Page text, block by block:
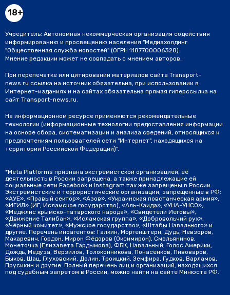
18+
Учредитель: Автономная некоммерческая организация содействия
информированию и просвещению населения "Медиахолдинг
"Общественная служба новостей" (ОГРН 1187700006328).
Мнение редакции может не совпадать с мнением авторов.
При перепечатке или цитировании материалов сайта Transport-
news.ru ссылка на источник обязательна, при использовании в
Интернет-изданиях и на сайтах обязательна прямая гиперссылка на
сайт Transport-news.ru.
На информационном ресурсе применяются рекомендательные
технологии (информационные технологии предоставления информации
на основе сбора, систематизации и анализа сведений, относящихся к
предпочтениям пользователей сети "Интернет", находящихся на
территории Российской Федерации)".
*Meta Platforms признана экстремистской организацией, её
деятельность в России запрещена, а также принадлежащие ей
социальные сети Facebook и Instagram так же запрещены в России.
Экстремистские и террористические организации, запрещенные в РФ:
«АУЕ», «Правый сектор», «Азов», «Украинская повстанческая армия»,
«ИГИЛ» (ИГ, Исламское государство), «Аль-Каида», «УНА-УНСО»,
«Меджлис крымско-татарского народа», «Свидетели Иеговы»,
«Движение Талибан», «Исламская группа», «Добровольчий рух»,
«Чёрный комитет», «Мужское государство», «Штабы Навального» и
другие. Перечень иноагентов: Галкин, Моргенштерн, Дудь, Невзоров,
Макаревич, Гордон, Мирон Фёдоров (Оксимирон), Смольянинов,
Монеточка (Елизавета Гардымова), ФБК, Навальный, Голос Америки,
Дождь, Медуза, Верзилов, Толоконникова, Понасенков, Пивоваров,
Быков, Шац, Глуховский, Долин, Троицкий, Земфира, Гудков, Варламов,
Прусикин и другие. Полный перечень лиц и организаций, находящихся
под судебным запретом в России, можно найти на сайте Минюста РФ.